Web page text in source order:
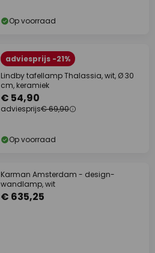
Op voorraad
adviesprijs -21%
Lindby tafellamp Thalassia, wit, Ø 30
cm, keramiek
€ 54,90
adviesprijs€ 69,90
Op voorraad
Karman Amsterdam - design-
wandlamp, wit
€ 635,25